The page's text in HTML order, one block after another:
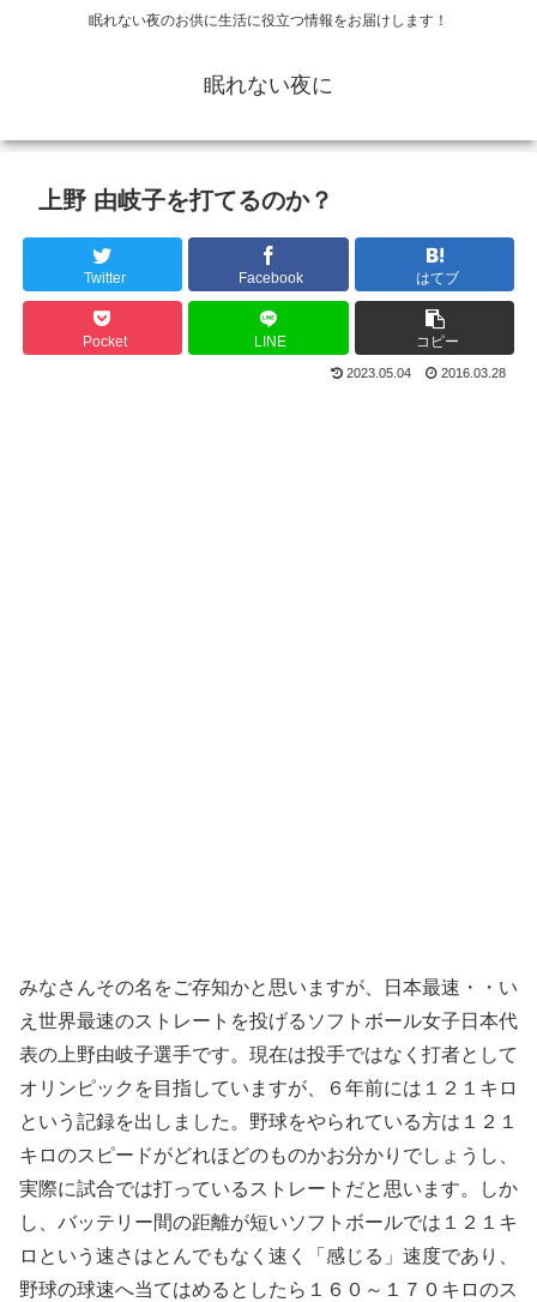
眠れない夜のお供に生活に役立つ情報をお届けします！
眠れない夜に
上野 由岐子を打てるのか？
Twitter Facebook はてブ
Pocket LINE コピー
2023.05.04 2016.03.28
みなさんその名をご存知かと思いますが、日本最速・・い
え世界最速のストレートを投げるソフトボール女子日本代
表の上野由岐子選手です。現在は投手ではなく打者として
オリンピックを目指していますが、６年前には１２１キロ
という記録を出しました。野球をやられている方は１２１
キロのスピードがどれほどのものかお分かりでしょうし、
実際に試合では打っているストレートだと思います。しか
し、バッテリー間の距離が短いソフトボールでは１２１キ
ロという速さはとんでもなく速く「感じる」速度であり、
野球の球速へ当てはめるとしたら１６０～１７０キロのス